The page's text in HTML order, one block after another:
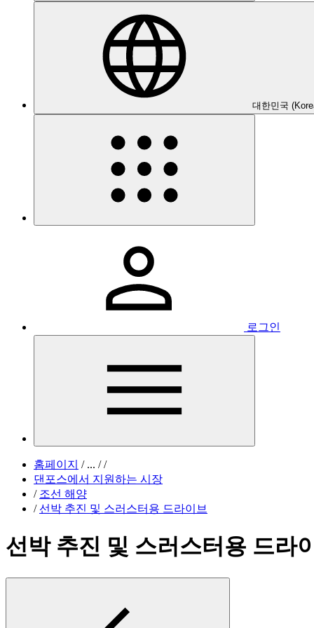
대한민국
로그인
홈페이지 /... / /
댄포스에서 지원하는 시장
/ 조선 해양
/ 선박 추진 및 스러스터용 드라이브
선박 추진 및 스러스터용 드라